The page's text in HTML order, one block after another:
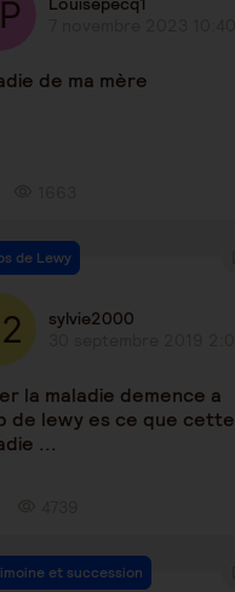
de ma mère
de Lewy
sylvie2000
la maladie demence a
de lewy es ce que cette
...
et succession